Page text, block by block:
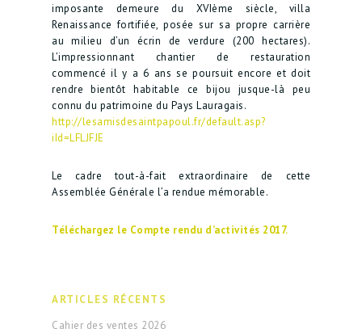
imposante demeure du XVIème siècle, villa
Renaissance fortifiée, posée sur sa propre carrière
au milieu d’un écrin de verdure (200 hectares).
L’impressionnant chantier de restauration
commencé il y a 6 ans se poursuit encore et doit
rendre bientôt habitable ce bijou jusque-là peu
connu du patrimoine du Pays Lauragais.
http://lesamisdesaintpapoul.fr/default.asp?
iId=LFLJFJE
Le cadre tout-à-fait extraordinaire de cette
Assemblée Générale l’a rendue mémorable.
Téléchargez le Compte rendu d’activités 2017.
ARTICLES RÉCENTS
Cahier des ventes 2026